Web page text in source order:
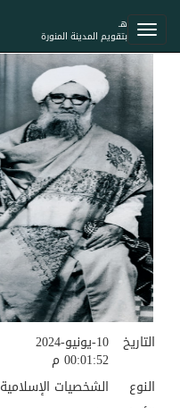
هـ
بتقويم المدينة المنورة
10-يونيو-2024
00:01:52 م
التاريخ
الشخصيات الإسلامية
النوع